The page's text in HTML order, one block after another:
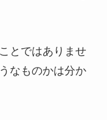
とではありませ
なものかは分か